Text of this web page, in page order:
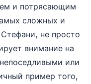
и потрясающим
сложных и
не просто
внимание на
или
пример того,